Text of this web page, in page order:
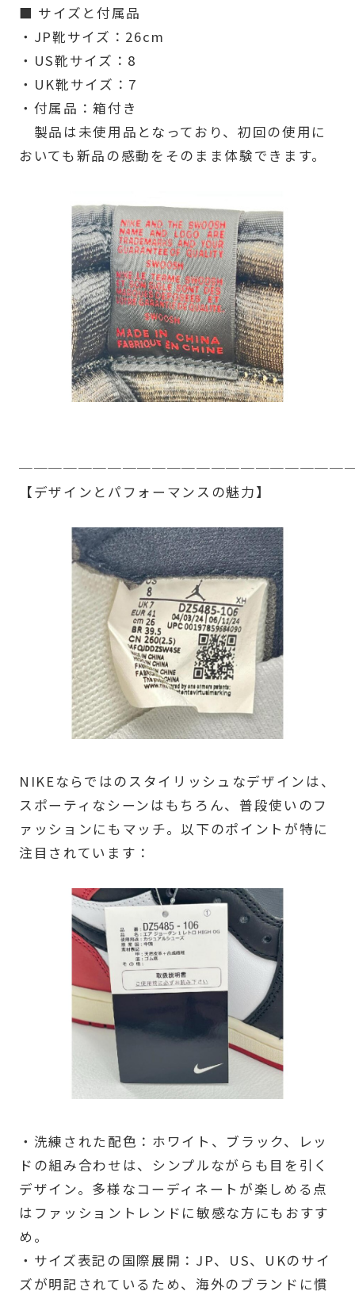
■ サイズと付属品
・JP靴サイズ：26cm
・US靴サイズ：8
・UK靴サイズ：7
・付属品：箱付き
製品は未使用品となっており、初回の使用に
おいても新品の感動をそのまま体験できます。
【デザインとパフォーマンスの魅力】
NIKEならではのスタイリッシュなデザインは、
スポーティなシーンはもちろん、普段使いのフ
ァッションにもマッチ。以下のポイントが特に
注目されています：
・洗練された配色：ホワイト、ブラック、レッ
ドの組み合わせは、シンプルながらも目を引く
デザイン。多様なコーディネートが楽しめる点
はファッショントレンドに敏感な方にもおすす
め。
・サイズ表記の国際展開：JP、US、UKのサイ
ズが明記されているため、海外のブランドに慣